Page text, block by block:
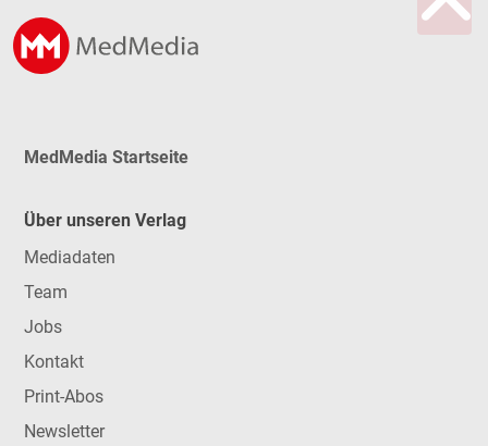
MedMedia Startseite
Über unseren Verlag
Mediadaten
Team
Jobs
Kontakt
Print-Abos
Newsletter